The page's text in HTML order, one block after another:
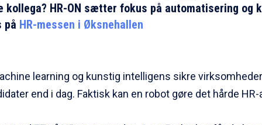
kollega? HR-ON sætter fokus på automatisering og
på HR-messen i Øksnehallen
learning og kunstig intelligens sikre
end i dag. Faktisk kan en robot gøre det hårde